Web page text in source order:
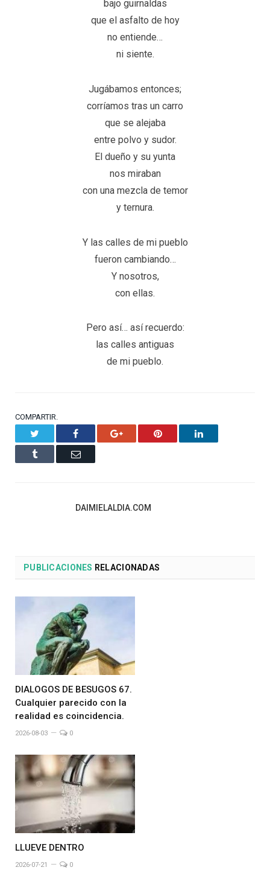
bajo guirnaldas
que el asfalto de hoy
no entiende…
ni siente.
Jugábamos entonces;
corríamos tras un carro
que se alejaba
entre polvo y sudor.
El dueño y su yunta
nos miraban
con una mezcla de temor
y ternura.
Y las calles de mi pueblo
fueron cambiando…
Y nosotros,
con ellas.
Pero así… así recuerdo:
las calles antiguas
de mi pueblo.
COMPARTIR.
Facebook Google+ Pinterest LinkedIn
Tumblr Email
DAIMIELALDIA.COM
PUBLICACIONES RELACIONADAS
DIALOGOS DE BESUGOS 67.
Cualquier parecido con la
realidad es coincidencia.
2026-08-03 0
LLUEVE DENTRO
2026-07-21 0